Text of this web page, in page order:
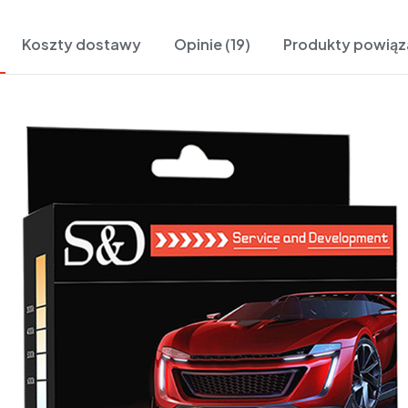
Koszty dostawy Opinie (19) Produkty